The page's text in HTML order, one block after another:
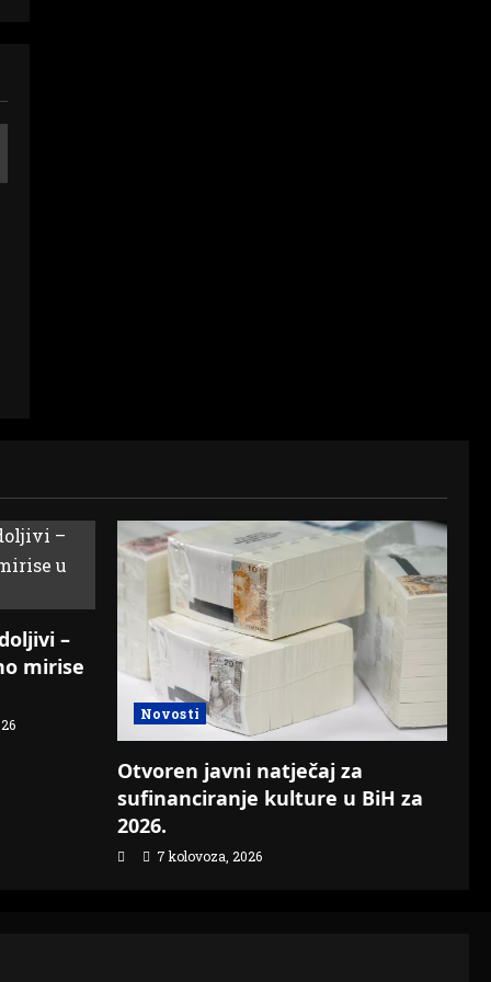
–
mirise
Novosti
Otvoren javni natječaj za
sufinanciranje kulture u BiH za
2026.
7 kolovoza, 2026